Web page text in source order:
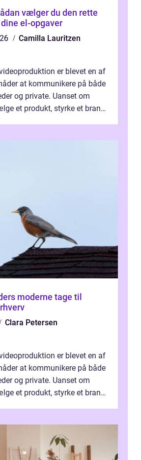
vælger du den rette
el-opgaver
Camilla Lauritzen
er blevet en af
at kommunikere på både
og private. Uanset om
et produkt, styrke et brand,
tage til
Clara Petersen
er blevet en af
at kommunikere på både
og private. Uanset om
et produkt, styrke et brand,